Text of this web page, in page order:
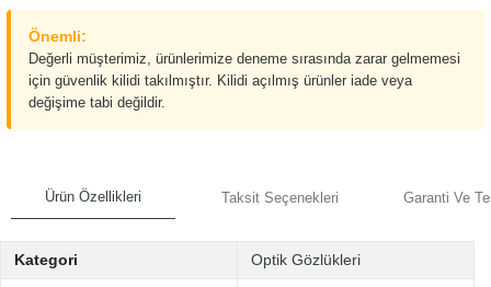
Önemli:
Değerli müşterimiz, ürünlerimize deneme sırasında zarar gelmemesi
için güvenlik kilidi takılmıştır. Kilidi açılmış ürünler iade veya
değişime tabi değildir.
Ürün Özellikleri Taksit Seçenekleri Garanti Ve
Kategori Optik Gözlükleri